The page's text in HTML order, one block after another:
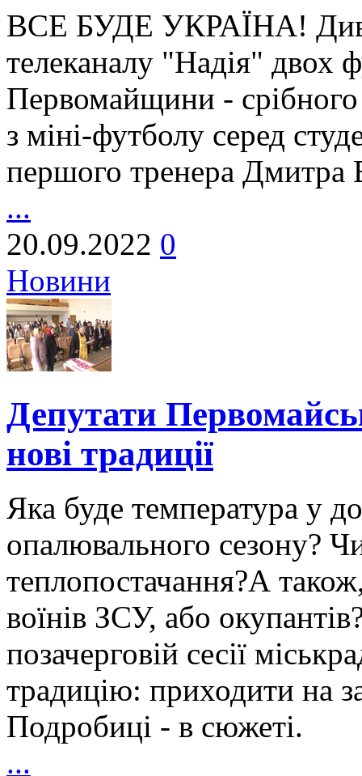
ВСЕ БУДЕ УКРАЇНА!
телеканалу "Надія" двох
Первомайщини - срібного
з міні-футболу серед
першого тренера
...
20.09.2022 0
Новини
Депутати
нові традиції
Яка буде температура у
опалювального сезону?
теплопостачання?А
воїнів ЗСУ, або
позачерговій сесії
традицію: приходити на
Подробиці - в сюжеті.
...